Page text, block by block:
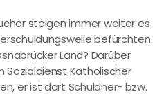
steigen immer weiter es
befürchten.
Land? Darüber
Sozialdienst Katholischer
er ist dort Schuldner- bzw.